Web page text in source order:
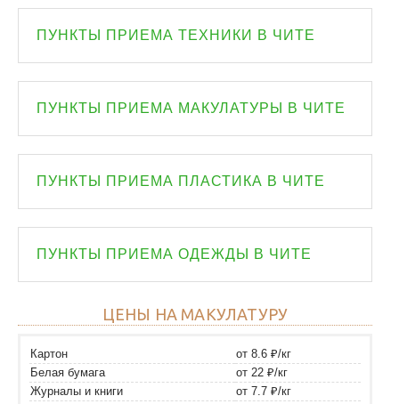
ПУНКТЫ ПРИЕМА ТЕХНИКИ В ЧИТЕ
ПУНКТЫ ПРИЕМА МАКУЛАТУРЫ В ЧИТЕ
ПУНКТЫ ПРИЕМА ПЛАСТИКА В ЧИТЕ
ПУНКТЫ ПРИЕМА ОДЕЖДЫ В ЧИТЕ
ЦЕНЫ НА МАКУЛАТУРУ
Картон
от 8.6 ₽/кг
Белая бумага
от 22 ₽/кг
Журналы и книги
от 7.7 ₽/кг